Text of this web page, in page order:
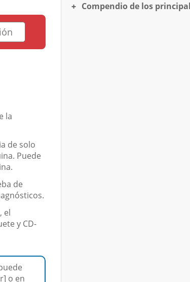
la
de solo
Puede
de
el
y CD-
o en
Compendio de los